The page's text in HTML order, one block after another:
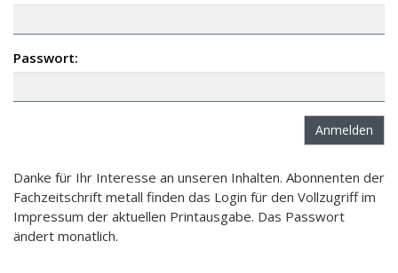
Passwort:
Danke für Ihr Interesse an unseren Inhalten. Abonnenten der
Fachzeitschrift metall finden das Login für den Vollzugriff im
Impressum der aktuellen Printausgabe. Das Passwort
ändert monatlich.